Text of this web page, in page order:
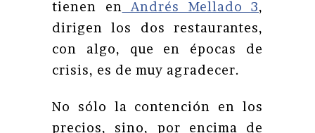
tienen en
Andrés Mellado 3,
dirigen los dos restaurantes,
con algo, que en épocas de
crisis, es de muy agradecer.
No sólo la contención en los
precios, sino, por encima de